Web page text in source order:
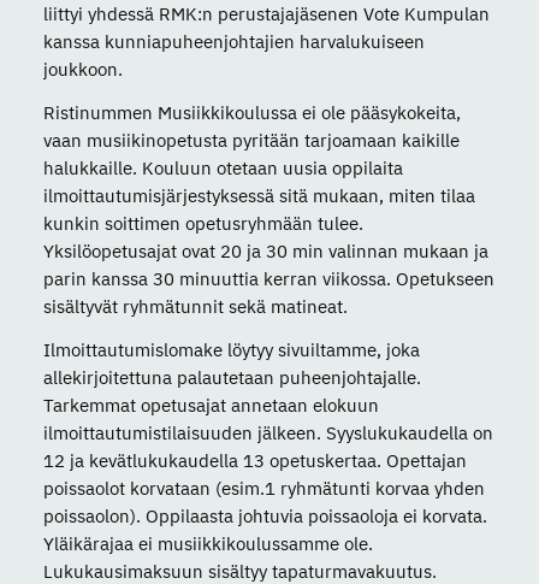
liittyi yhdessä RMK:n perustajajäsenen Vote Kumpulan
kanssa kunniapuheenjohtajien harvalukuiseen
joukkoon.
Ristinummen Musiikkikoulussa ei ole pääsykokeita,
vaan musiikinopetusta pyritään tarjoamaan kaikille
halukkaille. Kouluun otetaan uusia oppilaita
ilmoittautumisjärjestyksessä sitä mukaan, miten tilaa
kunkin soittimen opetusryhmään tulee.
Yksilöopetusajat ovat 20 ja 30 min valinnan mukaan ja
parin kanssa 30 minuuttia kerran viikossa. Opetukseen
sisältyvät ryhmätunnit sekä matineat.
Ilmoittautumislomake löytyy sivuiltamme, joka
allekirjoitettuna palautetaan puheenjohtajalle.
Tarkemmat opetusajat annetaan elokuun
ilmoittautumistilaisuuden jälkeen. Syyslukukaudella on
12 ja kevätlukukaudella 13 opetuskertaa. Opettajan
poissaolot korvataan (esim.1 ryhmätunti korvaa yhden
poissaolon). Oppilaasta johtuvia poissaoloja ei korvata.
Yläikärajaa ei musiikkikoulussamme ole.
Lukukausimaksuun sisältyy tapaturmavakuutus.